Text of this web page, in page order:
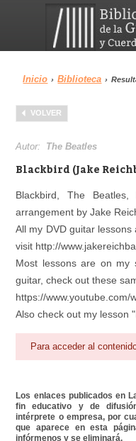
Menu
Biblioteca
Área personal
Inicio › Biblioteca ›
VOLVER
Autor: The Beatles
Blackbird (Jake
Blackbird, The Beatles,
arrangement by Jake
All my DVD guitar
visit http://
Most lessons are on my
guitar, check out these
https://www.youtube.com/
Also check out my lesson
Para acceder al
Los enlaces publicados en
fin educativo y de
intérprete o empresa, por
que aparece en esta
infórmenos y se eliminará.